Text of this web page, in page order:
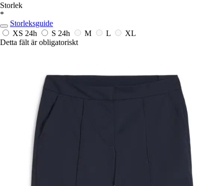
Storlek
*
Storleksguide
XS 24h S 24h M L
XL
Detta fält är obligatoriskt